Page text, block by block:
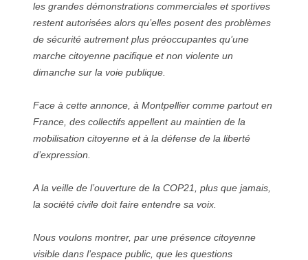
les grandes démonstrations commerciales et sportives
restent autorisées alors qu’elles posent des problèmes
de sécurité autrement plus préoccupantes qu’une
marche citoyenne pacifique et non violente un
dimanche sur la voie publique.
Face à cette annonce, à Montpellier comme partout en
France, des collectifs appellent au maintien de la
mobilisation citoyenne et à la défense de la liberté
d’expression.
A la veille de l’ouverture de la COP21, plus que jamais,
la société civile doit faire entendre sa voix.
Nous voulons montrer, par une présence citoyenne
visible dans l’espace public, que les questions